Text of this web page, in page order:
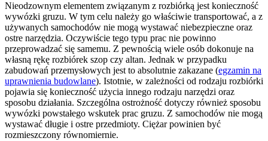
Nieodzownym elementem związanym z rozbiórką jest konieczność
wywózki gruzu. W tym celu należy go właściwie transportować, a z
używanych samochodów nie mogą wystawać niebezpieczne oraz
ostre narzędzia. Oczywiście tego typu prac nie powinno
przeprowadzać się samemu. Z pewnością wiele osób dokonuje na
własną rękę rozbiórek szop czy altan. Jednak w przypadku
zabudowań przemysłowych jest to absolutnie zakazane (egzamin na
uprawnienia budowlane). Istotnie, w zależności od rodzaju rozbiórki
pojawia się konieczność użycia innego rodzaju narzędzi oraz
sposobu działania. Szczególna ostrożność dotyczy również sposobu
wywózki powstałego wskutek prac gruzu. Z samochodów nie mogą
wystawać długie i ostre przedmioty. Ciężar powinien być
rozmieszczony równomiernie.